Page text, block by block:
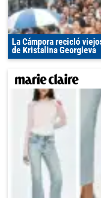
La Cámpora recicló
de Kristalina Georgieva